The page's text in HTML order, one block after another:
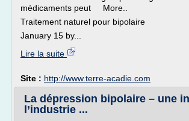
médicaments peut More..
Traitement naturel pour bipolaire
January 15 by...
Lire la suite
Site : http://www.terre-acadie.com
La dépression bipolaire – une
l’industrie ...